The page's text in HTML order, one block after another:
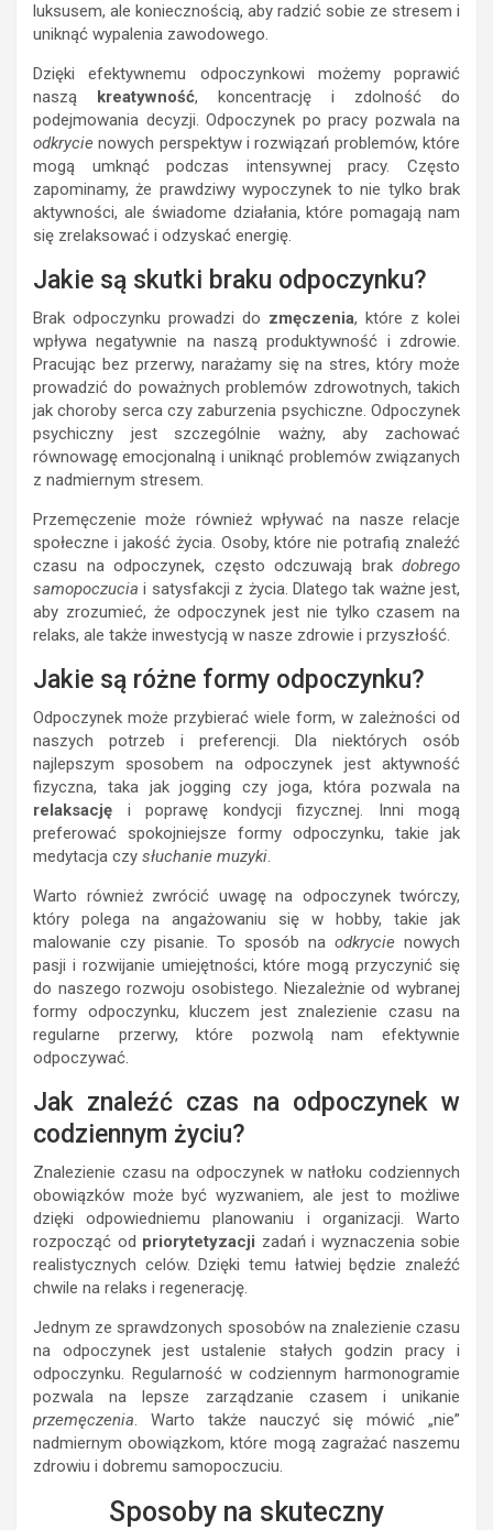
luksusem, ale koniecznością, aby radzić sobie ze stresem i
uniknąć wypalenia zawodowego.
Dzięki efektywnemu odpoczynkowi możemy poprawić
naszą
kreatywność, koncentrację i zdolność do
podejmowania decyzji. Odpoczynek po pracy pozwala na
odkrycie nowych perspektyw i rozwiązań problemów, które
mogą umknąć podczas intensywnej pracy. Często
zapominamy, że prawdziwy wypoczynek to nie tylko brak
aktywności, ale świadome działania, które pomagają nam
się zrelaksować i odzyskać energię.
Jakie są skutki braku odpoczynku?
Brak odpoczynku prowadzi do zmęczenia, które z kolei
wpływa negatywnie na naszą produktywność i zdrowie.
Pracując bez przerwy, narażamy się na stres, który może
prowadzić do poważnych problemów zdrowotnych, takich
jak choroby serca czy zaburzenia psychiczne. Odpoczynek
psychiczny jest szczególnie ważny, aby zachować
równowagę emocjonalną i uniknąć problemów związanych
z nadmiernym stresem.
Przemęczenie może również wpływać na nasze relacje
społeczne i jakość życia. Osoby, które nie potrafią znaleźć
czasu na odpoczynek, często odczuwają brak dobrego
samopoczucia i satysfakcji z życia. Dlatego tak ważne jest,
aby zrozumieć, że odpoczynek jest nie tylko czasem na
relaks, ale także inwestycją w nasze zdrowie i przyszłość.
Jakie są różne formy odpoczynku?
Odpoczynek może przybierać wiele form, w zależności od
naszych potrzeb i preferencji. Dla niektórych osób
najlepszym sposobem na odpoczynek jest aktywność
fizyczna, taka jak jogging czy joga, która pozwala na
relaksację i poprawę kondycji fizycznej. Inni mogą
preferować spokojniejsze formy odpoczynku, takie jak
medytacja czy słuchanie muzyki.
Warto również zwrócić uwagę na odpoczynek twórczy,
który polega na angażowaniu się w hobby, takie jak
malowanie czy pisanie. To sposób na odkrycie nowych
pasji i rozwijanie umiejętności, które mogą przyczynić się
do naszego rozwoju osobistego. Niezależnie od wybranej
formy odpoczynku, kluczem jest znalezienie czasu na
regularne przerwy, które pozwolą nam efektywnie
odpoczywać.
Jak znaleźć czas na odpoczynek w
codziennym życiu?
Znalezienie czasu na odpoczynek w natłoku codziennych
obowiązków może być wyzwaniem, ale jest to możliwe
dzięki odpowiedniemu planowaniu i organizacji. Warto
rozpocząć od priorytetyzacji zadań i wyznaczenia sobie
realistycznych celów. Dzięki temu łatwiej będzie znaleźć
chwile na relaks i regenerację.
Jednym ze sprawdzonych sposobów na znalezienie czasu
na odpoczynek jest ustalenie stałych godzin pracy i
odpoczynku. Regularność w codziennym harmonogramie
pozwala na lepsze zarządzanie czasem i unikanie
przemęczenia. Warto także nauczyć się mówić „nie”
nadmiernym obowiązkom, które mogą zagrażać naszemu
zdrowiu i dobremu samopoczuciu.
Sposoby na skuteczny